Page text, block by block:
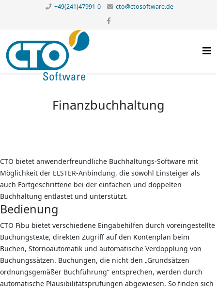
+49(241)47991-0 cto@ctosoftware.de
Finanzbuchhaltung
CTO bietet anwenderfreundliche Buchhaltungs-Software mit
Möglichkeit der ELSTER-Anbindung, die sowohl Einsteiger als
auch Fortgeschrittene bei der einfachen und doppelten
Buchhaltung entlastet und unterstützt.
Bedienung
CTO Fibu bietet verschiedene Eingabehilfen durch voreingestellte
Buchungstexte, direkten Zugriff auf den Kontenplan beim
Buchen, Stornoautomatik und automatische Verdopplung von
Buchungssätzen. Buchungen, die nicht den „Grundsätzen
ordnungsgemäßer Buchführung“ entsprechen, werden durch
automatische Plausibilitätsprüfungen abgewiesen. So finden sich